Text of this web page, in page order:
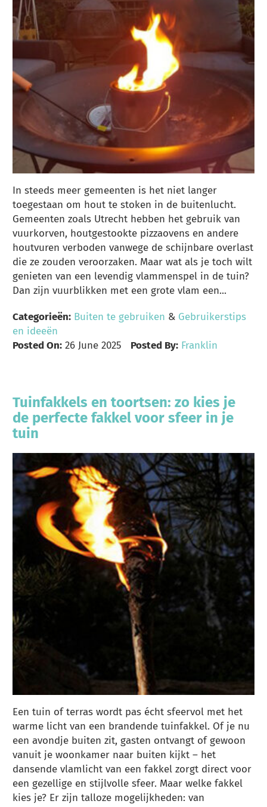
In steeds meer gemeenten is het niet langer
toegestaan om hout te stoken in de buitenlucht.
Gemeenten zoals Utrecht hebben het gebruik van
vuurkorven, houtgestookte pizzaovens en andere
houtvuren verboden vanwege de schijnbare overlast
die ze zouden veroorzaken. Maar wat als je toch wilt
genieten van een levendig vlammenspel in de tuin?
Dan zijn vuurblikken met een grote vlam een...
Categorieën: Buiten te gebruiken & Gebruikerstips
en ideeën
Posted On: 26 June 2025 Posted By: Franklin
Tuinfakkels en toortsen: zo kies je
de perfecte fakkel voor sfeer in je
tuin
Een tuin of terras wordt pas écht sfeervol met het
warme licht van een brandende tuinfakkel. Of je nu
een avondje buiten zit, gasten ontvangt of gewoon
vanuit je woonkamer naar buiten kijkt – het
dansende vlamlicht van een fakkel zorgt direct voor
een gezellige en stijlvolle sfeer. Maar welke fakkel
kies je? Er zijn talloze mogelijkheden: van